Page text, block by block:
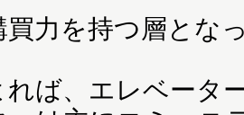
買力を持つ層とな
ば、エレベータ